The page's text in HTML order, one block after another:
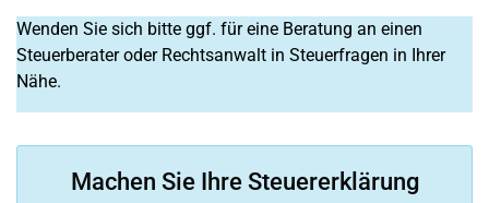
Wenden Sie sich bitte ggf. für eine Beratung an einen
Steuerberater oder Rechtsanwalt in Steuerfragen in Ihrer
Nähe.
Machen Sie Ihre Steuererklärung